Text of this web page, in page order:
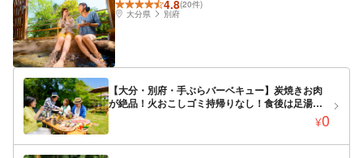
4.8(20件)
大分県
別府
【大分・別府・手ぶらバーベキュー】炭焼きお肉
が絶品！火おこしゴミ持帰りなし！食後は足湯に
¥0